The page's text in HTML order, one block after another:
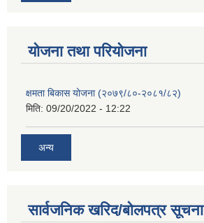
याेजना तथा परियाेजना
क्षमता बिकास योजना (२०७९/८०-२०८१/८२)
मिति: 09/20/2022 - 12:22
अन्य
सार्वजनिक खरिद/बोलपत्र सूचना